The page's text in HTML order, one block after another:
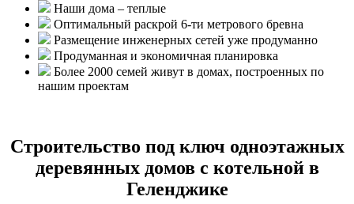
Наши дома – теплые
Оптимальный раскрой 6-ти метрового бревна
Размещение инженерных сетей уже продуманно
Продуманная и экономичная планировка
Более 2000 семей живут в домах, построенных по
нашим проектам
Строительство под ключ одноэтажных
деревянных домов с котельной в
Геленджике